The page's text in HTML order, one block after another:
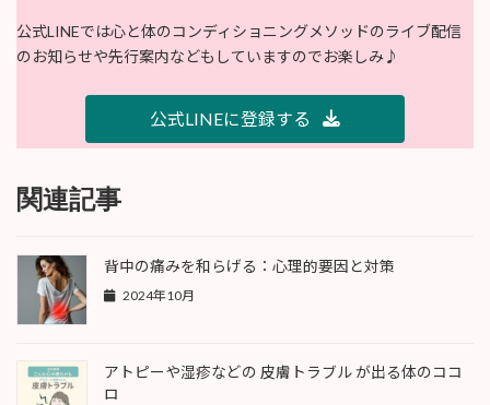
公式LINEでは心と体のコンディショニングメソッドのライブ配信
のお知らせや先行案内などもしていますのでお楽しみ♪
公式LINEに登録する
関連記事
背中の痛みを和らげる：心理的要因と対策
2024年10月
アトピーや湿疹などの 皮膚トラブル が出る体のココ
ロ